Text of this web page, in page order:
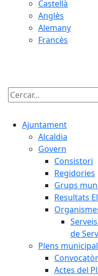
Castellà
Anglès
Alemany
Francès
Cercar:
Ajuntament
Alcaldia
Govern
Consistori
Regidories
Grups
Resultats
de
Plens
Actes del